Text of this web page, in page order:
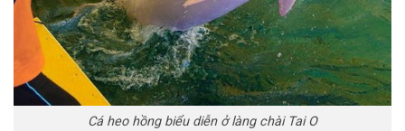
Cá heo hồng biểu diễn ở làng chài Tai O